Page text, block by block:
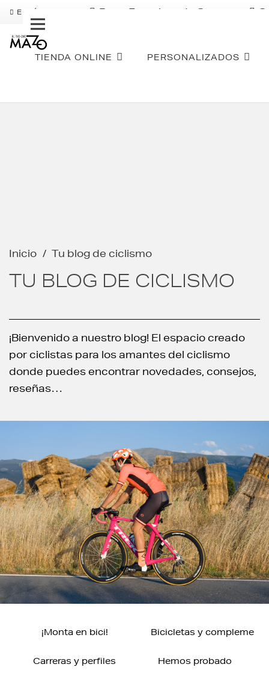
ENVÍO GRATIS Pago Fraccionado Sequra
TIENDA ONLINE PERSONALIZADOS
Inicio / Tu blog de ciclismo
TU BLOG DE CICLISMO
¡Bienvenido a nuestro blog! El espacio creado
por ciclistas para los amantes del ciclismo
donde puedes encontrar novedades, consejos,
reseñas…
¡Monta en bici! Bicicletas y
Carreras y perfiles Hemos probado